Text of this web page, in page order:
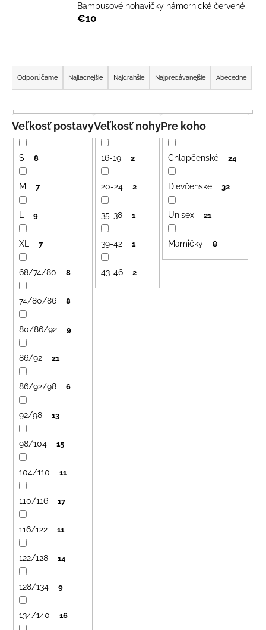
Bambusové nohavičky námornické červené
€10
R
a
d
e
n
i
e
p
o
d
u
o
Odporúčame Najlacnejšie Najdrahšie Najpredávanejšie Abecedne
Pre koho
Chlapčenské 24
Dievčenské 32
Unisex 21
Mamičky 8
Veľkosť nohy
16-19 2
20-24 2
35-38 1
39-42 1
43-46 2
Veľkosť postavy
S 8
M 7
9
XL 7
68/74/80 8
74/80/86 8
80/86/92 9
86/92 21
86/92/98 6
92/98 13
98/104 15
104/110 11
110/116 17
116/122 11
122/128 14
128/134 9
134/140 16